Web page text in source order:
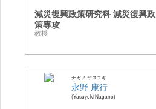
減災復興政策研究科 減災復興政
策専攻
教授
ナガノ ヤスユキ
永野 康行
Yasuyuki Nagano